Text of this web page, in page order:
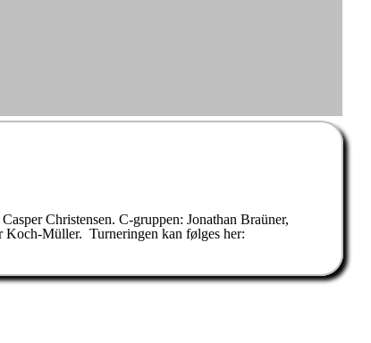
Christensen. C-gruppen: Jonathan Braüner,
Müller. Turneringen kan følges her: